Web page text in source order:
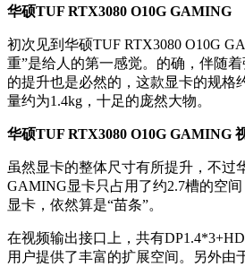
华硕TUF RTX3080 O10G GAMING
初次见到华硕TUF RTX3080 O10G
重”是给人的第一感觉。的确，伴随
的提升也是必然的，这款显卡的规格
量约为1.4kg，十足的庞然大物。
华硕TUF RTX3080 O10G GAMING
虽然显卡的整体尺寸有所提升，不过
GAMING显卡只占用了约2.7槽的空
显卡，依然算是“苗条”。
在视频输出接口上，共有
用户提供了丰富的扩展空间。另外由